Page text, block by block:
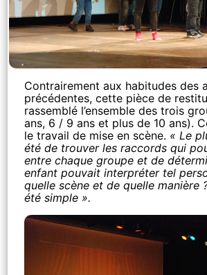
Contrairement aux habitudes des
précédentes, cette pièce de
rassemblé l’ensemble des trois
ans, 6 / 9 ans et plus de 10 ans).
le travail de mise en scène. « Le
été de trouver les raccords qui
entre chaque groupe et de
enfant pouvait interpréter tel
quelle scène et de quelle manière
été simple ».